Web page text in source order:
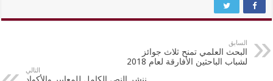
السابق
البحث العلمي تمنح ثلاث جوائز
لشباب الباحثين الأفارقة لعام 2018
التالي
ننشر النص الكامل للمعايير والأكواد